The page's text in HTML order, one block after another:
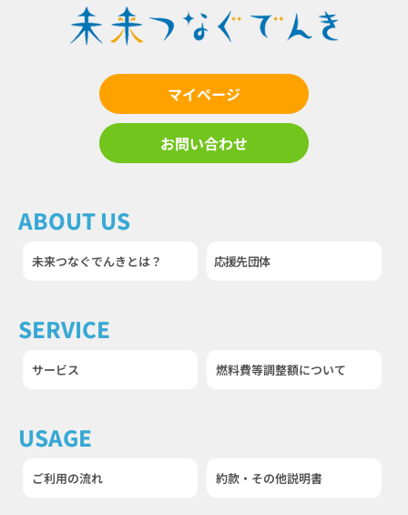
マイページ
お問い合わせ
ABOUT US
未来つなぐでんきとは？ 応援先団体
SERVICE
サービス 燃料費等調整額について
USAGE
ご利用の流れ 約款・その他説明書